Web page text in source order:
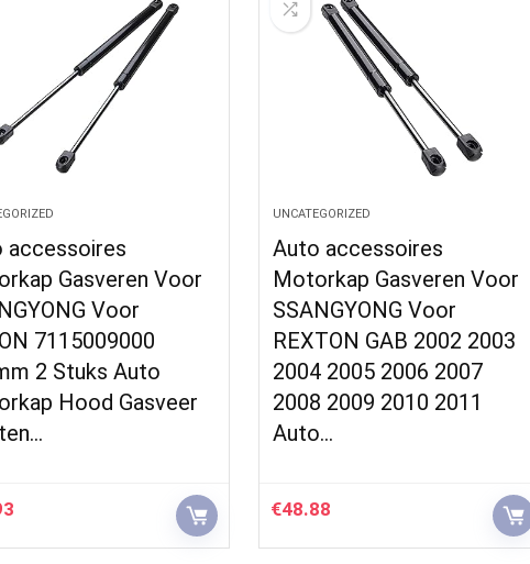
accessoires
Gasveren Voor
Voor
7115009000
2 Stuks Auto
Hood Gasveer
UNCATEGORIZED
Auto accessoires
Motorkap Gasveren Voor
SSANGYONG Voor
REXTON GAB 2002 2003
2004 2005 2006 2007
2008 2009 2010 2011
Auto…
€48.88